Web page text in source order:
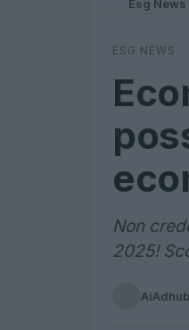
Esg News
ESG NEWS
Non
2025!